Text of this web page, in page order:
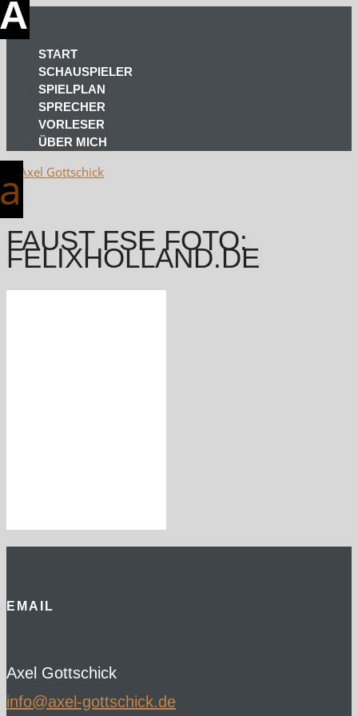
START
SCHAUSPIELER
SPIELPLAN
SPRECHER
VORLESER
ÜBER MICH
FAUST FSE FOTO:
FELIXHOLLAND.DE
EMAIL
Axel Gottschick
ed.kcihcsttog-lexa@ofni